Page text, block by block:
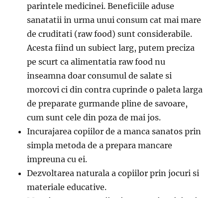
parintele medicinei. Beneficiile aduse
sanatatii in urma unui consum cat mai mare
de cruditati (raw food) sunt considerabile.
Acesta fiind un subiect larg, putem preciza
pe scurt ca alimentatia raw food nu
inseamna doar consumul de salate si
morcovi ci din contra cuprinde o paleta larga
de preparate gurmande pline de savoare,
cum sunt cele din poza de mai jos.
Incurajarea copiilor de a manca sanatos prin
simpla metoda de a prepara mancare
impreuna cu ei.
Dezvoltarea naturala a copiilor prin jocuri si
materiale educative.